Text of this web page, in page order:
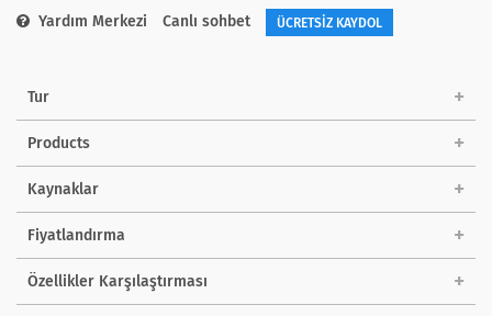
Yardım Merkezi Canlı sohbet ÜCRETSİZ KAYDOL
Tur
Products
Kaynaklar
Fiyatlandırma
Özellikler Karşılaştırması